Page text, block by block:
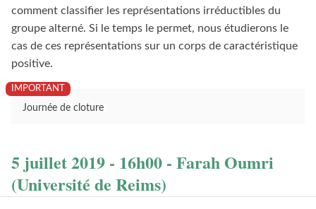
comment classifier les représentations irréductibles du
groupe alterné. Si le temps le permet, nous étudierons le
cas de ces représentations sur un corps de caractéristique
positive.
Journée de cloture
5 juillet 2019 - 16h00 - Farah Oumri
(Université de Reims)